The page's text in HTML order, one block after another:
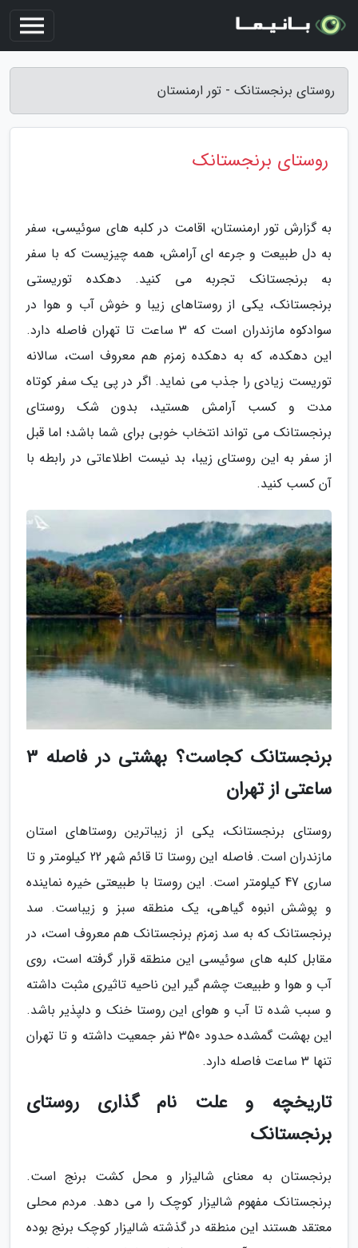
روستای برنجستانک - تور ارمنستان
روستای برنجستانک
به گزارش تور ارمنستان، اقامت در کلبه های سوئیسی، سفر
به دل طبیعت و جرعه ای آرامش، همه چیزیست که با سفر
به برنجستانک تجربه می کنید. دهکده توریستی
برنجستانک، یکی از روستاهای زیبا و خوش آب و هوا در
سوادکوه مازندران است که 3 ساعت تا تهران فاصله دارد.
این دهکده، که به دهکده زمزم هم معروف است، سالانه
توریست زیادی را جذب می نماید. اگر در پی یک سفر کوتاه
مدت و کسب آرامش هستید، بدون شک روستای
برنجستانک می تواند انتخاب خوبی برای شما باشد؛ اما قبل
از سفر به این روستای زیبا، بد نیست اطلاعاتی در رابطه با
آن کسب کنید.
برنجستانک کجاست؟ بهشتی در فاصله 3
ساعتی از تهران
روستای برنجستانک، یکی از زیباترین روستاهای استان
مازندران است. فاصله این روستا تا قائم شهر 22 کیلومتر و تا
ساری 47 کیلومتر است. این روستا با طبیعتی خیره نماینده
و پوشش انبوه گیاهی، یک منطقه سبز و زیباست. سد
برنجستانک که به سد زمزم برنجستانک هم معروف است، در
مقابل کلبه های سوئیسی این منطقه قرار گرفته است، روی
آب و هوا و طبیعت چشم گیر این ناحیه تاثیری مثبت داشته
و سبب شده تا آب و هوای این روستا خنک و دلپذیر باشد.
این بهشت گمشده حدود 350 نفر جمعیت داشته و تا تهران
تنها 3 ساعت فاصله دارد.
تاریخچه و علت نام گذاری روستای
برنجستانک
برنجستان به معنای شالیزار و محل کشت برنج است.
برنجستانک مفهوم شالیزار کوچک را می دهد. مردم محلی
معتقد هستند این منطقه در گذشته شالیزار کوچک برنج بوده